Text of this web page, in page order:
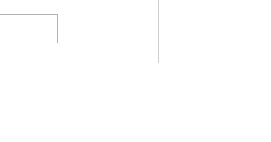
Fundación Herdez celebra el Día de la